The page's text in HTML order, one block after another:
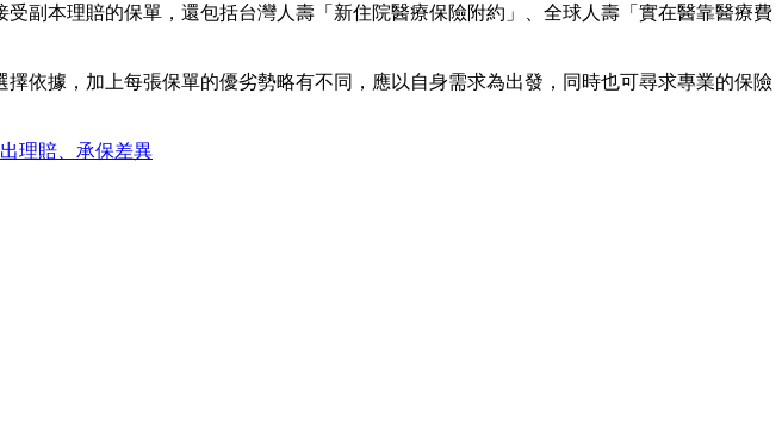
副本理賠的保單，還包括台灣人壽「新住院醫療保險附約」、全球人壽「實在醫靠醫療費
依據，加上每張保單的優劣勢略有不同，應以自身需求為出發，同時也可尋求專業的保險
理賠、承保差異